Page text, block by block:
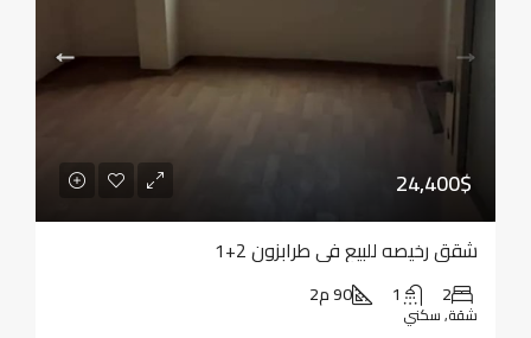
24,400$
شقق رخيصه للبيع في طرابزون 2+1
2
1 90 م2
شقة, سكني